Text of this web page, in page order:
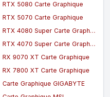
RTX 5080 Carte Graphique
RTX 5070 Carte Graphique
RTX 4080 Super Carte Graphique
RTX 4070 Super Carte Graphique
RX 9070 XT Carte Graphique
RX 7800 XT Carte Graphique
Carte Graphique GIGABYTE